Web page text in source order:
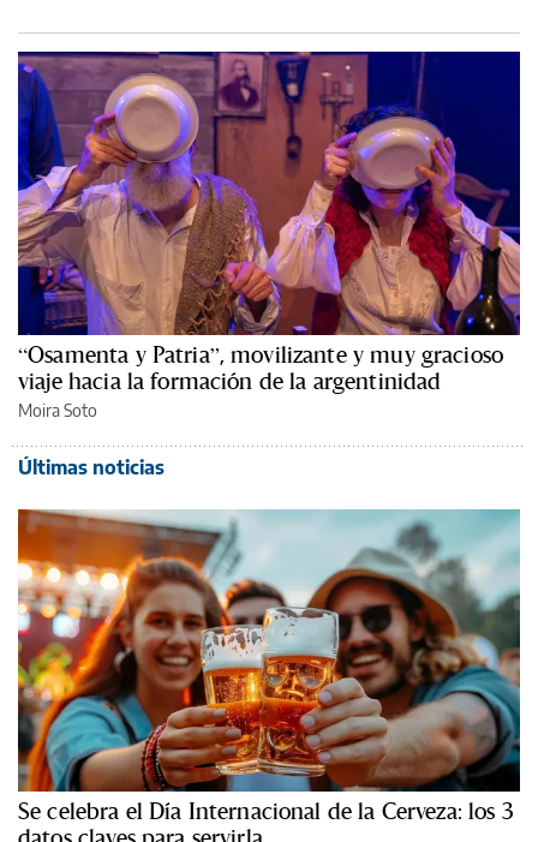
“Osamenta y Patria”, movilizante y muy gracioso
viaje hacia la formación de la argentinidad
Moira Soto
Últimas noticias
Se celebra el Día Internacional de la Cerveza: los 3